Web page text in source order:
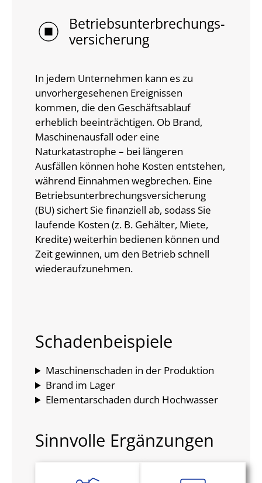
Betriebs­unterbrechungs-
versicherung
In jedem Unternehmen kann es zu
unvorhergesehenen Ereignissen
kommen, die den Geschäftsablauf
erheblich beeinträchtigen. Ob Brand,
Maschinenausfall oder eine
Naturkatastrophe – bei längeren
Ausfällen können hohe Kosten entstehen,
während Einnahmen wegbrechen. Eine
Betriebsunterbrechungsversicherung
(BU) sichert Sie finanziell ab, sodass Sie
laufende Kosten (z. B. Gehälter, Miete,
Kredite) weiterhin bedienen können und
Zeit gewinnen, um den Betrieb schnell
wiederaufzunehmen.
Schadenbeispiele
Maschinenschaden in der Produktion
Brand im Lager
Elementarschaden durch Hochwasser
Sinnvolle Ergänzungen